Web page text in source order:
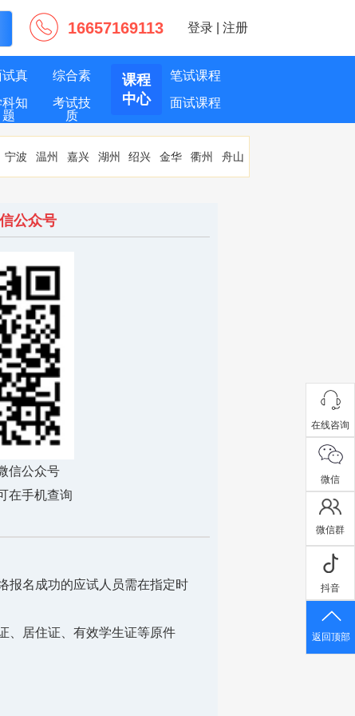
16657169113 登录| 注册
试真
题
综合素
质
科知 考试技
课程
中心
笔试课程
面试课程
宁波 温州 嘉兴 湖州 绍兴 金华 衢州 舟山
公众号
信公众号
在手机查询
报名成功的应试人员需在指定时
、居住证、有效学生证等原件
在线咨询
微信
微信群
抖音
返回顶部